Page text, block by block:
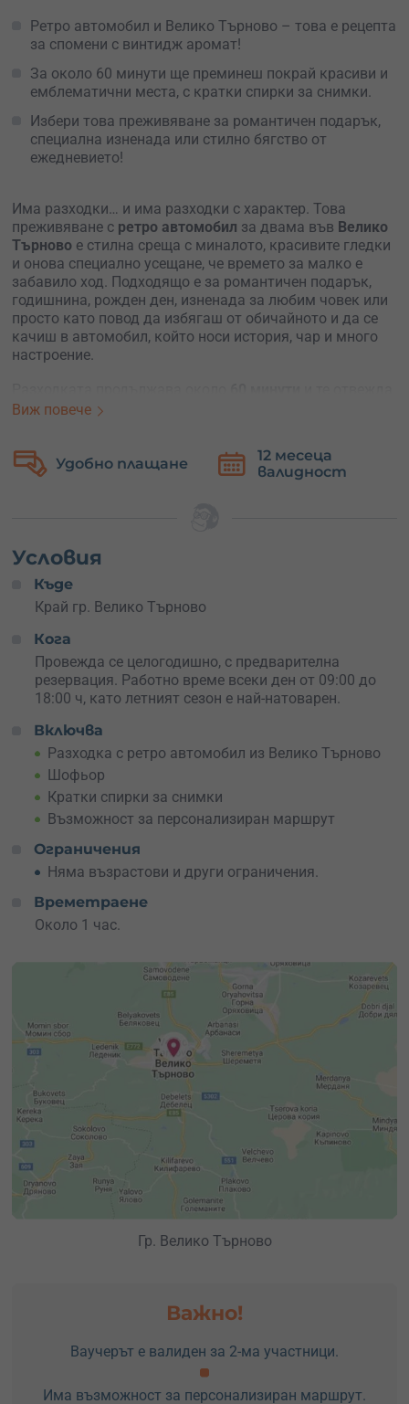
Ретро автомобил и Велико Търново – това е рецепта
за спомени с винтидж аромат!
За около 60 минути ще преминеш покрай красиви и
емблематични места, с кратки спирки за снимки.
Избери това преживяване за романтичен подарък,
специална изненада или стилно бягство от
ежедневието!
Има разходки… и има разходки с характер. Това
преживяване с ретро автомобил за двама във Велико
Търново е стилна среща с миналото, красивите гледки
и онова специално усещане, че времето за малко е
забавило ход. Подходящо е за романтичен подарък,
годишнина, рожден ден, изненада за любим човек или
просто като повод да избягаш от обичайното и да се
качиш в автомобил, който носи история, чар и много
настроение.
на стилна обиколка из града. Организаторът ще се
да получиш от стандартна градска разходка.
преживяване – стръмни улички, впечатляващи
настояват да бъдат снимани.
запечаташ момента като истинска ретро картичка. А
ако имаш специално място, което искаш да включиш в
маршрута, има възможност за персонализация според
желанията ти. Това прави преживяването още по-лично
Подариваучер за разходка с ретро автомобил за
двама – не просто обиколка, а стилна история за
разказване. А ако ти самият имаш нужда от малко
градска магия с винтидж настроение – запази своето
място и сподели преживяването с любимия човек!
Виж повече
12 месеца
валидност
Безплатна
замяна
Условия
Къде
Край гр. Велико Търново
Кога
Провежда се целогодишно, с предварителна
резервация. Работно време всеки ден от 09:00 до
18:00 ч, като летният сезон е най-натоварен.
Включва
Разходка с ретро автомобил из Велико Търново
Шофьор
Кратки спирки за снимки
Възможност за персонализиран маршрут
Ограничения
Няма възрастови и други ограничения.
Времетраене
Около 1 час.
Гр. Велико Търново
Важно!
Ваучерът е валиден за 2-ма участници.
Има възможност за персонализиран маршрут.